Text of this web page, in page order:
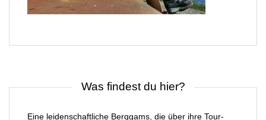
Was findest du hier?
Eine leidenschaftliche Berggams, die über ihre Tour-